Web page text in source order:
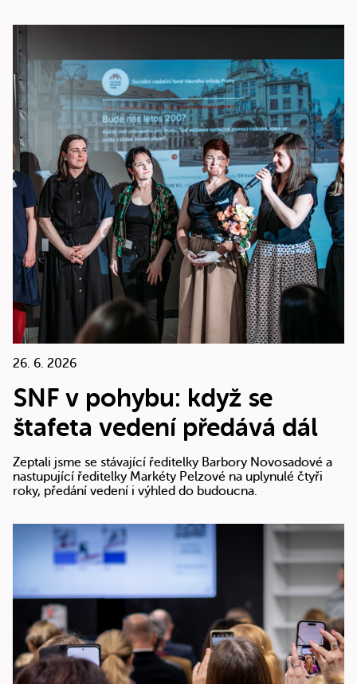
26. 6. 2026
SNF v pohybu: když se
štafeta vedení předává dál
Zeptali jsme se stávající ředitelky Barbory Novosadové a
nastupující ředitelky Markéty Pelzové na uplynulé čtyři
roky, předání vedení i výhled do budoucna.